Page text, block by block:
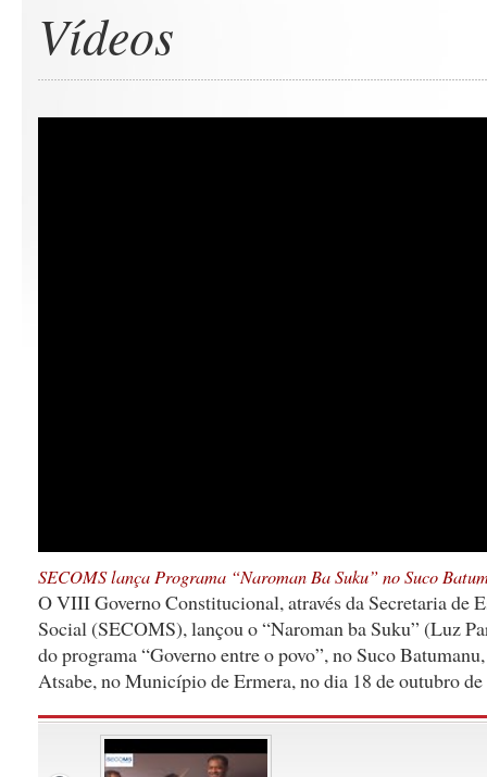
Vídeos
SECOMS lança Programa “Naroman Ba Suku” no Suco
O VIII Governo Constitucional, através da Secretaria de
Social (SECOMS), lançou o “Naroman ba Suku” (Luz
do programa “Governo entre o povo”, no Suco
Atsabe, no Município de Ermera, no dia 18 de outubro